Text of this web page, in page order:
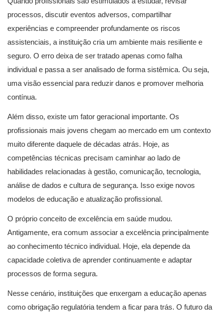
processos, discutir eventos adversos, compartilhar
experiências e compreender profundamente os riscos
assistenciais, a instituição cria um ambiente mais resiliente e
seguro. O erro deixa de ser tratado apenas como falha
individual e passa a ser analisado de forma sistêmica. Ou seja,
uma visão essencial para reduzir danos e promover melhoria
contínua.
Além disso, existe um fator geracional importante. Os
profissionais mais jovens chegam ao mercado em um contexto
muito diferente daquele de décadas atrás. Hoje, as
competências técnicas precisam caminhar ao lado de
habilidades relacionadas à gestão, comunicação, tecnologia,
análise de dados e cultura de segurança. Isso exige novos
modelos de educação e atualização profissional.
O próprio conceito de excelência em saúde mudou.
Antigamente, era comum associar a excelência principalmente
ao conhecimento técnico individual. Hoje, ela depende da
capacidade coletiva de aprender continuamente e adaptar
processos de forma segura.
Nesse cenário, instituições que enxergam a educação apenas
como obrigação regulatória tendem a ficar para trás. O futuro da